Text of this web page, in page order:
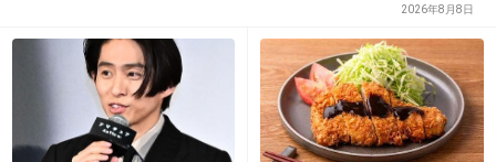
-0
2026/06/03(水) 19:19:43
わかる範囲なら
2026年8月8日